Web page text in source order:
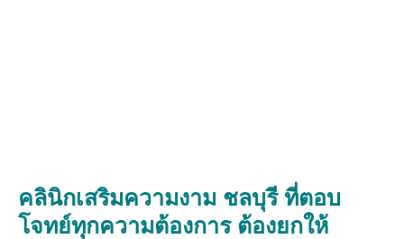
คลินิกเสริมความงาม ชลบุรี ที่ตอบ
โจทย์ทุกความต้องการ ต้องยกให้